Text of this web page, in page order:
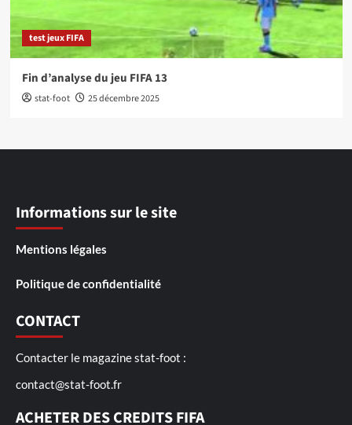
test jeux FIFA
Fin d’analyse du jeu FIFA 13
stat-foot 25 décembre 2025
Informations sur le site
Mentions légales
Politique de confidentialité
CONTACT
Contacter le magazine stat-foot :
contact@stat-foot.fr
ACHETER DES CREDITS FIFA